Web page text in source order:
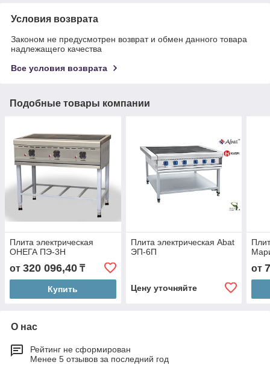
Условия возврата
Законом не предусмотрен возврат и обмен данного товара
надлежащего качества
Все условия возврата
Подобные товары компании
Плита электрическая
ОНЕГА ПЭ-3Н
от 320 096,40 ₸
Купить
Плита электрическая Abat
ЭП-6П
Цену уточняйте
от
О нас
Рейтинг не сформирован
Менее 5 отзывов за последний год